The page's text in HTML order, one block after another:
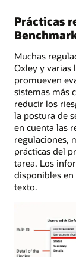
Prácticas
Muchas
Oxley y varias
promueven
sistemas más
reducir los
la postura de
en cuenta las
regulaciones,
prácticas del
tarea. Los
disponibles en
texto.